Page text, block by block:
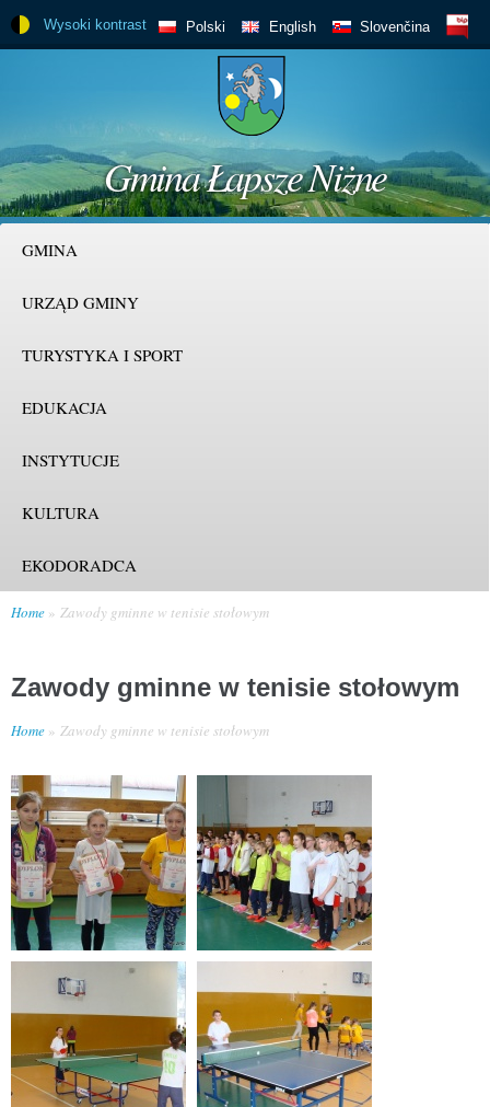
main
content
BIP
Polski English Slovenčina
Wysoki kontrast
Gmina Łapsze Niżne
GMINA
URZĄD GMINY
TURYSTYKA I SPORT
EDUKACJA
INSTYTUCJE
KULTURA
EKODORADCA
Home Zawody gminne w tenisie stołowym
Zawody gminne w tenisie stołowym
Home Zawody gminne w tenisie stołowym